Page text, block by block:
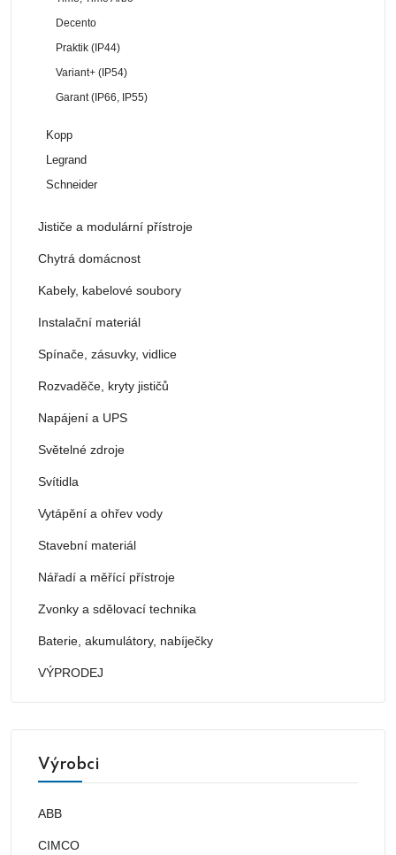
Decento
Praktik (IP44)
Variant+ (IP54)
Garant (IP66, IP55)
Kopp
Legrand
Schneider
Jističe a modulární přístroje
Chytrá domácnost
Kabely, kabelové soubory
Instalační materiál
Spínače, zásuvky, vidlice
Rozvaděče, kryty jističů
Napájení a UPS
Světelné zdroje
Svítidla
Vytápění a ohřev vody
Stavební materiál
Nářadí a měřící přístroje
Zvonky a sdělovací technika
Baterie, akumulátory, nabíječky
VÝPRODEJ
Výrobci
ABB
CIMCO